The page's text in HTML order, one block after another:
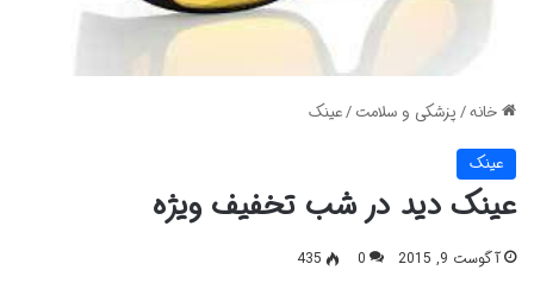
خانه/پزشکی و سلامت/عینک
عینک
عينک دید در شب تخفیف ویژه
آگوست 9, 2015 0
435